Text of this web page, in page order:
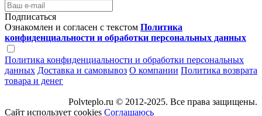
Подписаться
Ознакомлен и согласен с текстом Политика
конфиденциальности и обработки персональных данных
Политика конфиденциальности и обработки персональных
данных Доставка и самовывоз О компании Политика возврата
товара и денег
Polvteplo.ru © 2012-2025. Все права защищены.
Сайт использует cookies Соглашаюсь